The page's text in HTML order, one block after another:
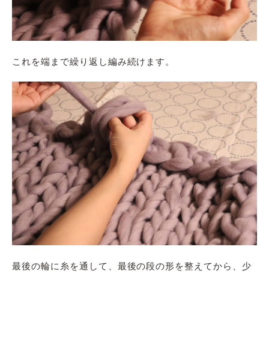
これを端まで繰り返し編み続けます。
最後の輪に糸を通して、最後の段の形を整えてから、少